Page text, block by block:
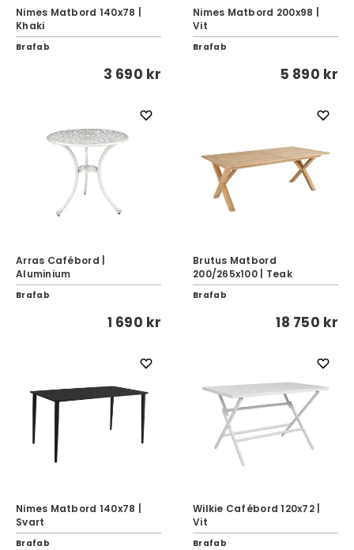
Nimes Matbord 140x78 |
Khaki
Brafab
3 690 kr
Nimes Matbord 200x98 |
Vit
Brafab
5 890 kr
Arras Cafébord |
Aluminium
Brafab
1 690 kr
Brutus Matbord
200/265x100 | Teak
Brafab
18 750 kr
Nimes Matbord 140x78 |
Svart
Brafab
Wilkie Cafébord 120x72 |
Vit
Brafab